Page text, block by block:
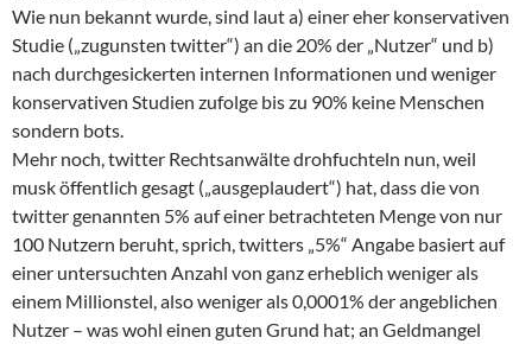
Wie nun bekannt wurde, sind laut a) einer eher konservativen
Studie („zugunsten twitter“) an die 20% der „Nutzer“ und b)
nach durchgesickerten internen Informationen und weniger
konservativen Studien zufolge bis zu 90% keine Menschen
sondern bots.
Mehr noch, twitter Rechtsanwälte drohfuchteln nun, weil
musk öffentlich gesagt („ausgeplaudert“) hat, dass die von
twitter genannten 5% auf einer betrachteten Menge von nur
100 Nutzern beruht, sprich, twitters „5%“ Angabe basiert auf
einer untersuchten Anzahl von ganz erheblich weniger als
einem Millionstel, also weniger als 0,0001% der angeblichen
Nutzer – was wohl einen guten Grund hat; an Geldmangel